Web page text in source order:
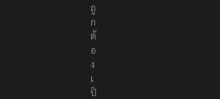
ง
ถู
ก
ต้
อ
ง
เ